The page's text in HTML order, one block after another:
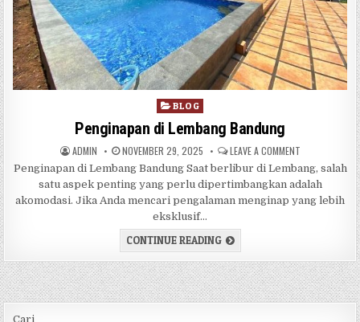
Posted in
BLOG
Penginapan di Lembang Bandung
AUTHOR:
ADMIN PUBLISHED DATE:
NOVEMBER 29, 2025 LEAVE A COMMENTON
Penginapan di Lembang Bandung Saat berlibur di Lembang, salah
satu aspek penting yang perlu dipertimbangkan adalah
akomodasi. Jika Anda mencari pengalaman menginap yang lebih
eksklusif…
CONTINUE READINGPENGINAPAN DI LEMBANG
Cari